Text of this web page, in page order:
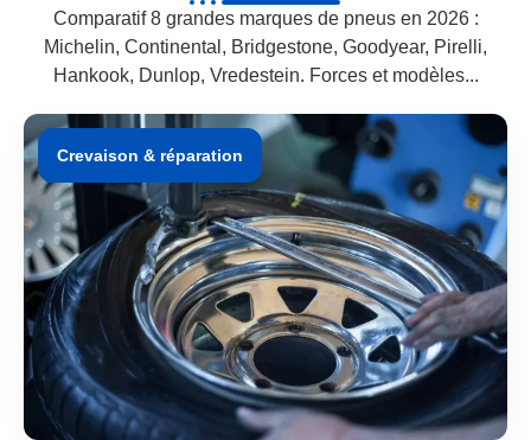
Comparatif 8 grandes marques de pneus en 2026 :
Michelin, Continental, Bridgestone, Goodyear, Pirelli,
Hankook, Dunlop, Vredestein. Forces et modèles...
Crevaison & réparation